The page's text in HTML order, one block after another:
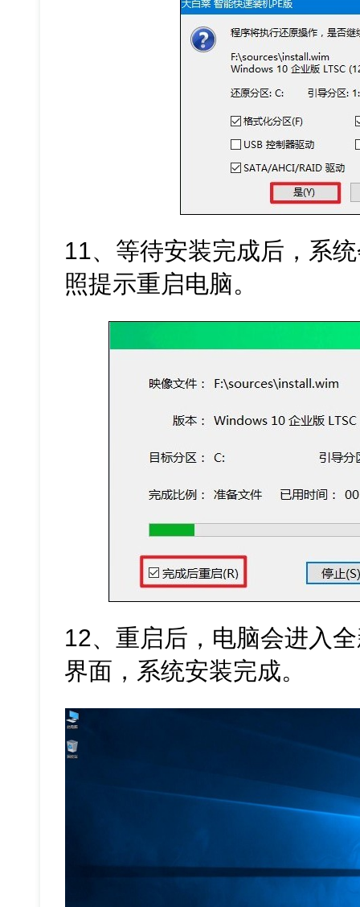
11、等待安装完成后，系
照提示重启电脑。
12、重启后，电脑会进入
界面，系统安装完成。